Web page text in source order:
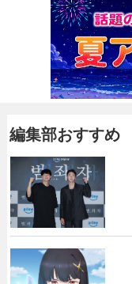
編集部おすすめ